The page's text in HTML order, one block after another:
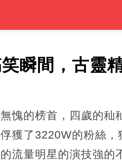
瞬間，古靈
愧的榜首，四歲的
獲了3220W的粉絲
流量明星的演技強